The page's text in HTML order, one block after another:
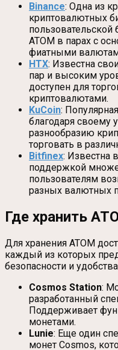
Binance: Одна из
криптовалютных
пользовательской
ATOM в парах с
фиатными
HTX: Известна
пар и высоким
доступен для
криптовалютами.
KuCoin:
благодаря своему
разнообразию
торговать в
Bitfinex: Известна
поддержкой
пользователям
разных валютных
Где хранить
Для хранения ATOM
каждый из которых
безопасности и
Cosmos Station:
разработанный
Поддерживает
монетами.
Lunie: Еще один
монет Cosmos,